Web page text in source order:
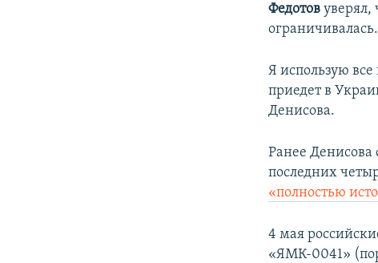
Федотовуверял,
ограничивалась.
Я использую
приедет в
Денисова.
Ранее Денисова
последних
«полностью
4 мая
«ЯМК-0041»